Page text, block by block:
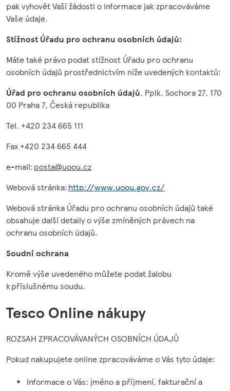
pak vyhovět Vaší žádosti o informace jak zpracováváme
Vaše údaje.
Stížnost Úřadu pro ochranu osobních údajů:
Máte také právo podat stížnost Úřadu pro ochranu
osobních údajů prostřednictvím níže uvedených kontaktů:
Úřad pro ochranu osobních údajů, Pplk. Sochora 27, 170
00 Praha 7, Česká republika
Tel. +420 234 665 111
Fax +420 234 665 444
e-mail:posta@uoou.cz
Webová stránka:http://www.uoou.gov.cz/
Webová stránka Úřadu pro ochranu osobních údajů také
obsahuje další detaily o výše zmíněných právech na
ochranu osobních údajů.
Soudní ochrana
Kromě výše uvedeného můžete podat žalobu
k příslušnému soudu.
Tesco Online nákupy
ROZSAH ZPRACOVÁVANÝCH OSOBNÍCH ÚDAJŮ
Pokud nakupujete online zpracováváme o Vás tyto údaje:
Informace o Vás: jméno a příjmení, fakturační a